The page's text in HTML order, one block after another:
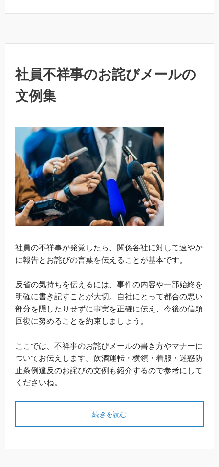
社員不祥事のお詫びメールの
文例集
社員の不祥事が発覚したら、関係各社に対して速やか
に報告とお詫びの言葉を伝えることが基本です。
反省の気持ちを伝えるには、事件の内容や一部始終を
明確に書き記すことが大切。自社にとって都合の悪い
部分を隠したりせずに事実を正確に伝え、今後の信頼
回復に努めることを約束しましょう。
ここでは、不祥事のお詫びメールの書き方やマナーに
ついてお伝えします。飲酒運転・横領・着服・迷惑防
止条例違反のお詫びの文例も紹介するので参考にして
くださいね。
続きを読む